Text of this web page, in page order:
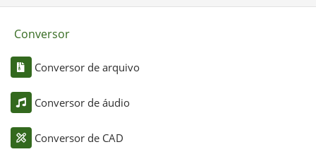
Conversor
Conversor de arquivo
Conversor de áudio
Conversor de CAD